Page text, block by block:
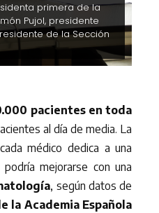
primera de la
Pujol, presidente
de la Sección
pacientes en toda
al día de media. La
médico dedica a una
mejorarse con una
, según datos de
la Academia Española